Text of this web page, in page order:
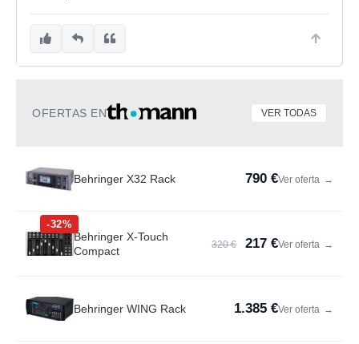
OFERTAS EN VER TODAS
Behringer X32 Rack 790 €Ver oferta →
-32%
Behringer X-Touch
Compact
320 € 217 €Ver oferta →
Behringer WING Rack 1.385 €Ver oferta →